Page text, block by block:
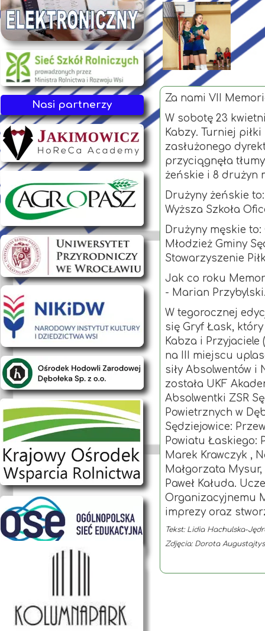
Nasi partnerzy
Za nami VII
W sobotę 23
Kabzy. Turniej
zasłużonego
przyciągnęła
żeńskie i 8 drużyn
Drużyny żeńskie
Wyższa Szkoła
Drużyny męskie
Młodzież Gminy
Stowarzyszenie
Jak co roku
- Marian
W tegorocznej
się Gryf Łask,
Kabza i Przyjaciele
na III miejscu
siły Absolwentów i
została UKF
Absolwentki ZSR
Powietrznych w
Sędziejowice:
Powiatu Łaskiego:
Marek Krawczyk ,
Małgorzata
Paweł Kałuda.
Organizacyjnemu
imprezy oraz
Tekst: Lidia Hachulska-
Zdjęcia: Dorota Augustajtys